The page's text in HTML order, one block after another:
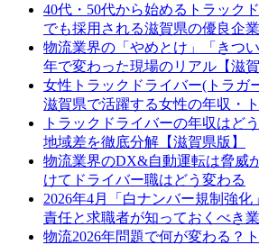
40代・50代から始めるトラック
でも採用される滋賀県の優良企
物流業界の「やめとけ」「きつ
年で変わった現場のリアル【滋賀
女性トラックドライバー(トラガ
滋賀県で活躍する女性の年収・
トラックドライバーの年収はど
地域差を徹底分解【滋賀県版】
物流業界のDX&自動運転は脅威
けてドライバー職はどう変わる
2026年4月「白ナンバー規制強化
責任と求職者が知っておくべき
物流2026年問題で何が変わる？